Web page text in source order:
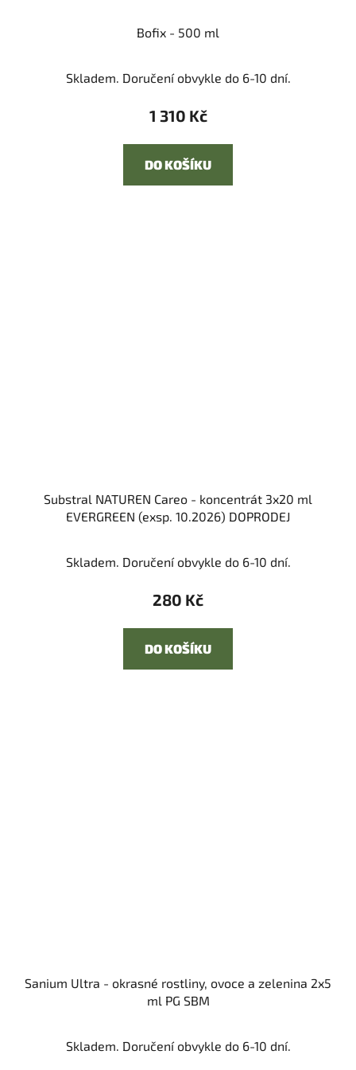
Bofix - 500 ml
Skladem. Doručení obvykle do 6-10 dní.
1 310 Kč
DO KOŠÍKU
Substral NATUREN Careo - koncentrát 3x20 ml
EVERGREEN (exsp. 10.2026) DOPRODEJ
Skladem. Doručení obvykle do 6-10 dní.
280 Kč
DO KOŠÍKU
Sanium Ultra - okrasné rostliny, ovoce a zelenina 2x5
ml PG SBM
Skladem. Doručení obvykle do 6-10 dní.